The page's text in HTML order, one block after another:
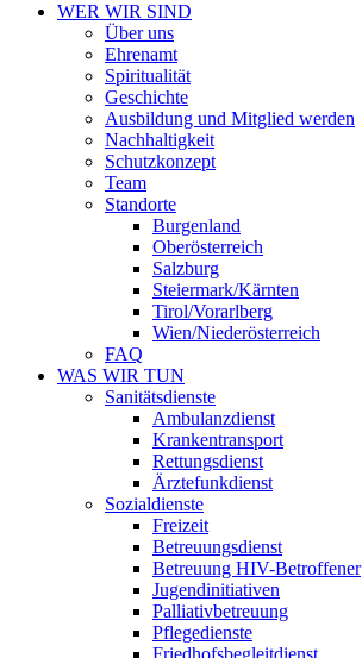
WER WIR SIND
Über uns
Ehrenamt
Spiritualität
Geschichte
Ausbildung und Mitglied werden
Nachhaltigkeit
Schutzkonzept
Team
Standorte
Burgenland
Oberösterreich
Salzburg
Steiermark/Kärnten
Tirol/Vorarlberg
Wien/Niederösterreich
FAQ
WAS WIR TUN
Sanitätsdienste
Ambulanzdienst
Krankentransport
Rettungsdienst
Ärztefunkdienst
Sozialdienste
Freizeit
Betreuungsdienst
Betreuung HIV-Betroffener
Jugendinitiativen
Palliativbetreuung
Pflegedienste
Friedhofsbegleitdienst